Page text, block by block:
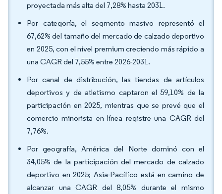
proyectada más alta del 7,28% hasta 2031.
Por categoría, el segmento masivo representó el
67,62% del tamaño del mercado de calzado deportivo
en 2025, con el nivel premium creciendo más rápido a
una CAGR del 7,55% entre 2026-2031.
Por canal de distribución, las tiendas de artículos
deportivos y de atletismo captaron el 59,10% de la
participación en 2025, mientras que se prevé que el
comercio minorista en línea registre una CAGR del
7,76%.
Por geografía, América del Norte dominó con el
34,05% de la participación del mercado de calzado
deportivo en 2025; Asia-Pacífico está en camino de
alcanzar una CAGR del 8,05% durante el mismo